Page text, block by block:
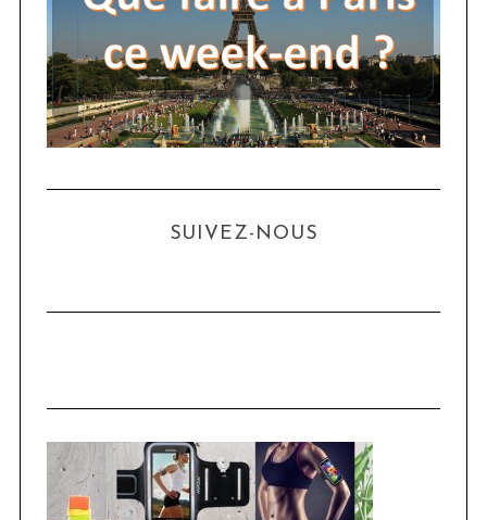
SUIVEZ-NOUS